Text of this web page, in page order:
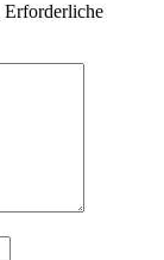
Erforderliche